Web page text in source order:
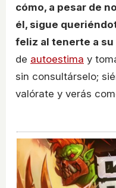
cómo, a pesar de
él, sigue
feliz al tenerte a su
de autoestima y
sin consultárselo;
valórate y verás